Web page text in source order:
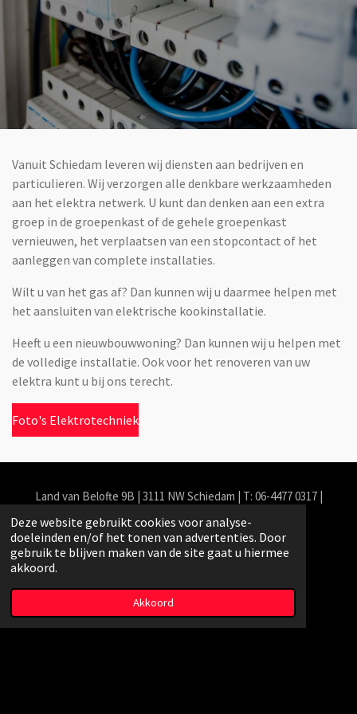
Deze website gebruikt cookies voor analyse-
doeleinden en/of het tonen van advertenties. Door
gebruik te blijven maken van de site gaat u hiermee
akkoord.
Akkoord
Vanuit Schiedam leveren wij diensten aan bedrijven en
particulieren. Wij verzorgen alle denkbare werkzaamheden
aan het elektra netwerk. U kunt dan denken aan een extra
groep in de groepenkast of de gehele groepenkast
vernieuwen, het verplaatsen van een stopcontact of het
aanleggen van complete installaties.
Wilt u van het gas af? Dan kunnen wij u daarmee helpen met
het aansluiten van elektrische kookinstallatie.
Heeft u een nieuwbouwwoning? Dan kunnen wij u helpen met
de volledige installatie. Ook voor het renoveren van uw
elektra kunt u bij ons terecht.
Foto's Elektrotechniek
Land van Belofte 9B | 3111 NW Schiedam | T: 06-4477 0317 |
F
c
e
b
o
W
a
s
A
Free Google Reviews Widget
Algemene voorwaarden